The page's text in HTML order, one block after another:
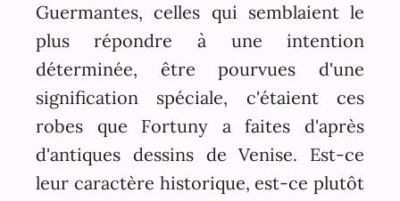
Guermantes, celles qui semblaient le
plus répondre à une intention
déterminée, être pourvues d'une
signification spéciale, c'étaient ces
robes que Fortuny a faites d'après
d'antiques dessins de Venise. Est-ce
leur caractère historique, est-ce plutôt